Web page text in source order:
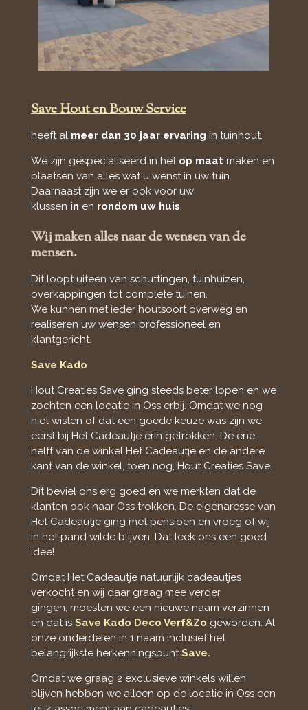
Save Hout en Bouw Service
heeft al meer dan 30 jaar ervaring in tuinhout.
We zijn gespecialiseerd in het op maatmaken en
plaatsen van alles wat u wenst in uw tuin.
Daarnaast zijn we er ook voor uw
klussen in en rondom uw huis.
Wij maken alles naar de wensen van de
mensen.
Dit loopt uiteen van schuttingen, tuinhuizen,
overkappingen tot complete tuinen.
We kunnen met ieder houtsoort overweg en
realiseren uw wensen professioneel en
klantgericht.
Save Kado
Hout Creaties Save ging steeds beter lopen en we
zochten een locatie in Oss erbij. Omdat we nog
niet wisten of dat een goede keuze was zijn we
eerst bij Het Cadeautje erin getrokken. De ene
helft van de winkel Het Cadeautje en de andere
kant van de winkel, toen nog, Hout Creaties Save.
Dit beviel ons erg goed en we merkten dat de
klanten ook naar Oss trokken. De eigenaresse van
Het Cadeautje ging met pensioen en vroeg of wij
in het pand wilde blijven. Dat leek ons een goed
idee!
Omdat Het Cadeautje natuurlijk cadeautjes
verkocht en wij daar graag mee verder
gingen, moesten we een nieuwe naam verzinnen
en dat is Save Kado Deco Verf&Zo geworden. Al
onze onderdelen in 1 naam inclusief het
belangrijkste herkenningspuntSave.
Omdat we graag 2 exclusieve winkels willen
blijven hebben we alleen op de locatie in Oss een